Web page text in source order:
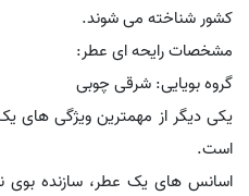
کشور شناخته می شوند.
مشخصات رایحه ای عطر:
گروه بویایی: شرقی چوبی
یکی دیگر از مهمترین ویژگی های
است.
اسانس های یک عطر، سازنده بوی